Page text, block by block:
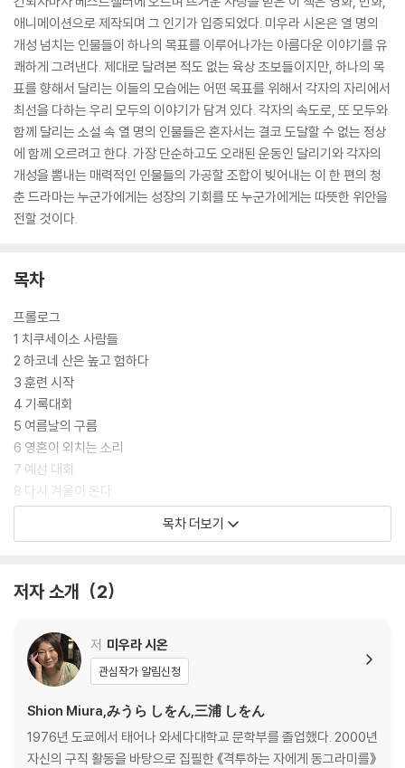
애니메이션으로 제작되며 그 인기가 입증되었다. 미우라 시온은 열 명의
개성 넘치는 인물들이 하나의 목표를 이루어나가는 아름다운 이야기를 유
쾌하게 그려낸다. 제대로 달려본 적도 없는 육상 초보들이지만, 하나의 목
표를 향해서 달리는 이들의 모습에는 어떤 목표를 위해서 각자의 자리에서
최선을 다하는 우리 모두의 이야기가 담겨 있다. 각자의 속도로, 또 모두와
함께 달리는 소설 속 열 명의 인물들은 혼자서는 결코 도달할 수 없는 정상
에 함께 오르려고 한다. 가장 단순하고도 오래된 운동인 달리기와 각자의
개성을 뽐내는 매력적인 인물들의 가공할 조합이 빚어내는 이 한 편의 청
춘 드라마는 누군가에게는 성장의 기회를 또 누군가에게는 따뜻한 위안을
전할 것이다.
목차
프롤로그
1 치쿠세이소 사람들
2 하코네 산은 높고 험하다
3 훈련 시작
4 기록대회
5 여름날의 구름
6 영혼이 외치는 소리
7 예선 대회
8 다시 겨울이 온다
9 저 멀리까지
주요 참고 문헌
역자 후기
특별 부록
목차 더보기
저자 소개 2
저 미우라 시온
관심작가 알림신청
Shion Miura,みうら しをん,三浦 しをん
1976년 도쿄에서 태어나 와세다대학교 문학부를 졸업했다. 2000년
자신의 구직 활동을 바탕으로 집필한 《격투하는 자에게 동그라미를》